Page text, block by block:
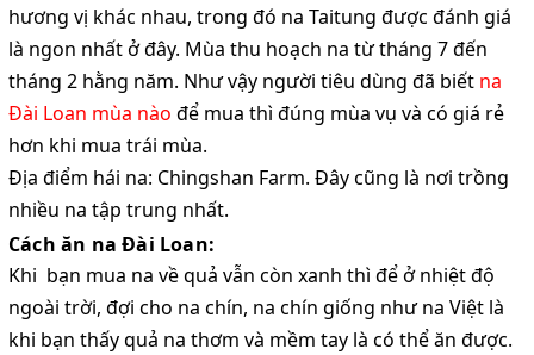
hương vị khác nhau, trong đó na Taitung được đánh giá
là ngon nhất ở đây. Mùa thu hoạch na từ tháng 7 đến
tháng 2 hằng năm. Như vậy người tiêu dùng đã biết na
Đài Loan mùa nào để mua thì đúng mùa vụ và có giá rẻ
hơn khi mua trái mùa.
Địa điểm hái na: Chingshan Farm. Đây cũng là nơi trồng
nhiều na tập trung nhất.
Cách ăn na Đài Loan:
Khi bạn mua na về quả vẫn còn xanh thì để ở nhiệt độ
ngoài trời, đợi cho na chín, na chín giống như na Việt là
khi bạn thấy quả na thơm và mềm tay là có thể ăn được.